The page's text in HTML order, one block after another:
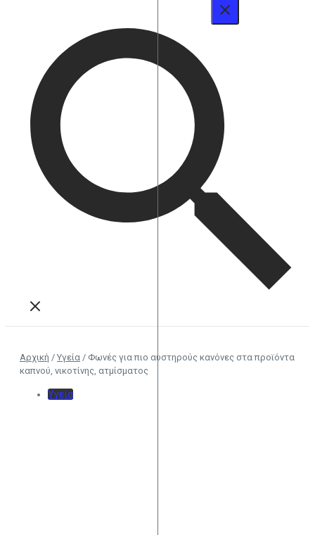
Αρχική / Υγεία / Φωνές για πιο αυστηρούς κανόνες στα προϊόντα
καπνού, νικοτίνης, ατμίσματος
Υγεία